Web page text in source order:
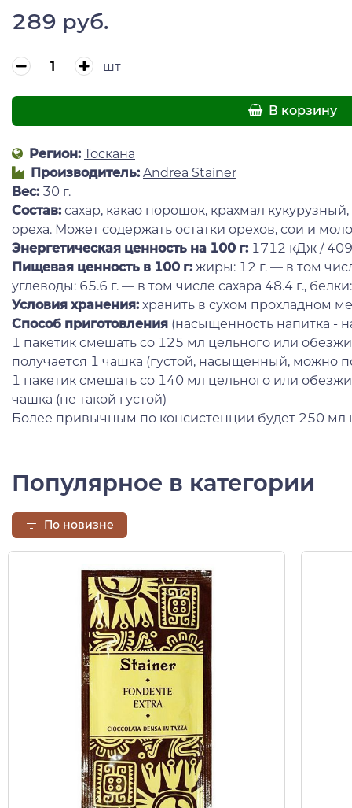
289 руб.
шт
В корзину
Регион: Тоскана
Производитель: Andrea Stainer
Вес: 30 г.
Состав: сахар, какао порошок, крахмал
ореха. Может содержать остатки орехов, сои и
Энергетическая ценность на 100 г: 1712 кДж / 409
Пищевая ценность в 100 г: жиры: 12 г. — в том
углеводы: 65.6 г. — в том числе сахара 48.4 г.,
Условия хранения: хранить в сухом прохладном
Способ приготовления (насыщенность напитка -
1 пакетик смешать со 125 мл цельного или
получается 1 чашка (густой, насыщенный, можно
1 пакетик смешать со 140 мл цельного или
чашка (не такой густой)
Более привычным по консистенции будет 250 мл
Популярное в категории
По новизне